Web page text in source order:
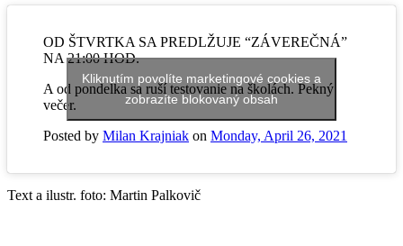
OD ŠTVRTKA SA PREDLŽUJE “ZÁVEREČNÁ”
NA 21:00 HOD.
A od pondelka sa ruší testovanie na školách. Pekný
večer.
Posted by Milan Krajniak on Monday, April 26, 2021
Kliknutím povolíte marketingové cookies a
zobrazíte blokovaný obsah
Text a ilustr. foto: Martin Palkovič